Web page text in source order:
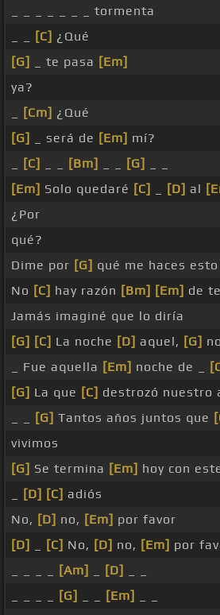
_ _ _ _ _ _ _ tormenta
[C] ¿Qué
[G]
_ te pasa [Em]
ya?
[Cm] ¿Qué
[G]
_ será de [Em] mí?
[C] [Bm] [G]
[Em] Solo quedaré [C] [D] al
¿Por
qué?
Dime por [G] qué me haces esto
No [C] hay razón [Bm] [Em] de
Jamás imaginé que lo diría
[G] [C] La noche [D] aquel, [G]
_ Fue aquella [Em] noche de _
[G] La que [C] destrozó nuestro
[G] Tantos años juntos que
vivimos
[G] Se termina [Em] hoy con este
[D] [C] adiós
No, [D] no, [Em] por favor
[D]
[C] No, [D] no, [Em] por
[Am] [D]
[G] [Em]